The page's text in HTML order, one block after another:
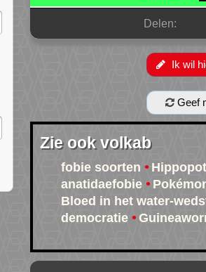
Delen:
Ik wil
Geef
Zie ook volkab
fobie soorten
anatidaefobie
Bloed in het water-
democratie